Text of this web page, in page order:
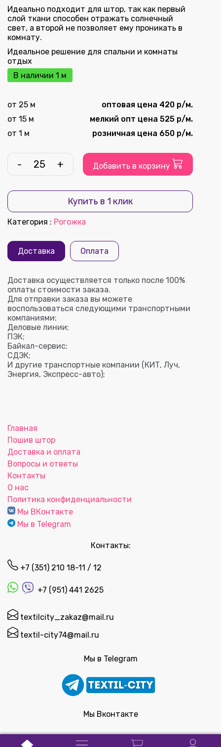
Идеально подходит для штор, так как первый
слой ткани способен отражать солнечный
свет, а второй не позволяет ему проникать в
комнату.
Идеальное решение для спальни и комнаты
отдых
В наличии 1 м
от 25 м
оптовая цена 420 р/м.
от 15 м
мелкий опт цена 525 р/м.
от 1 м
розничная цена 650 р/м.
- + Добавить в корзину
Купить в 1 клик
Категория : Рогожка
Доставка Оплата
Доставка осуществляется только после 100%
оплаты стоимости заказа.
Для отправки заказа вы можете
воспользоваться следующими транспортными
компаниями:
Деловые линии;
ПЭК;
Байкал-сервис;
СДЭК;
И другие транспортные компании (КИТ, Луч,
Энергия, Экспресс-авто);
Главная
Пошив штор
Доставка и оплата
Вопросы и ответы
Контакты
О нас
Политика конфиденциальности
Мы ВКонтакте
Мы в Telegram
Контакты:
+7 (351) 210 18-11 / 12
+7 (951) 441 2625
textilcity_zakaz@mail.ru
textil-city74@mail.ru
Мы в Telegram
Мы Вконтакте